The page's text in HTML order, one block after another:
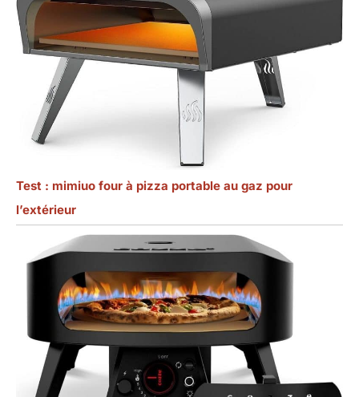
Test : mimiuo four à pizza portable au gaz pour
l’extérieur